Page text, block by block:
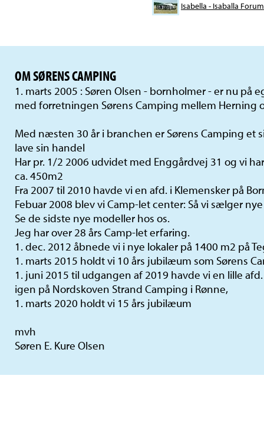
Isabella - Isaballa
OM SØRENS CAMPING
1. marts 2005 : Søren Olsen - bornholmer - er nu på
med forretningen Sørens Camping mellem Herning
Med næsten 30 år i branchen er Sørens Camping et
lave sin handel
Har pr. 1/2 2006 udvidet med Enggårdvej 31 og vi
ca. 450m2
Fra 2007 til 2010 havde vi en afd. i Klemensker på
Febuar 2008 blev vi Camp-let center: Så vi sælger
Se de sidste nye modeller hos os.
Jeg har over 28 års Camp-let erfaring.
1. dec. 2012 åbnede vi i nye lokaler på 1400 m2 på
1. marts 2015 holdt vi 10 års jubilæum som Sørens
1. juni 2015 til udgangen af 2019 havde vi en lille
igen på Nordskoven Strand Camping i Rønne,
1. marts 2020 holdt vi 15 års jubilæum
mvh
Søren E. Kure Olsen